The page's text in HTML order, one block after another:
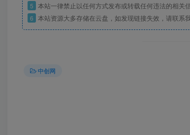
5 本站一律禁止以任何方式发布或转载任何违法的相关
6 本站资源大多存储在云盘，如发现链接失效，请联系
中创网